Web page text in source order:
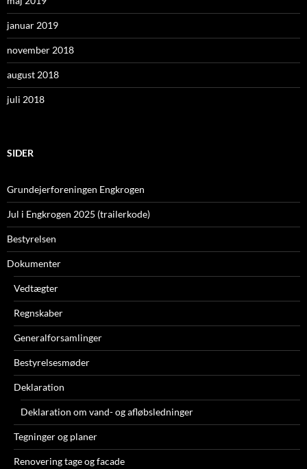
januar 2019
november 2018
august 2018
juli 2018
SIDER
Grundejerforeningen Engkrogen
Jul i Engkrogen 2025 (trailerkode)
Bestyrelsen
Dokumenter
Vedtægter
Regnskaber
Generalforsamlinger
Bestyrelsesmøder
Deklaration
Deklaration om vand- og afløbsledninger
Tegninger og planer
Renovering tage og facade